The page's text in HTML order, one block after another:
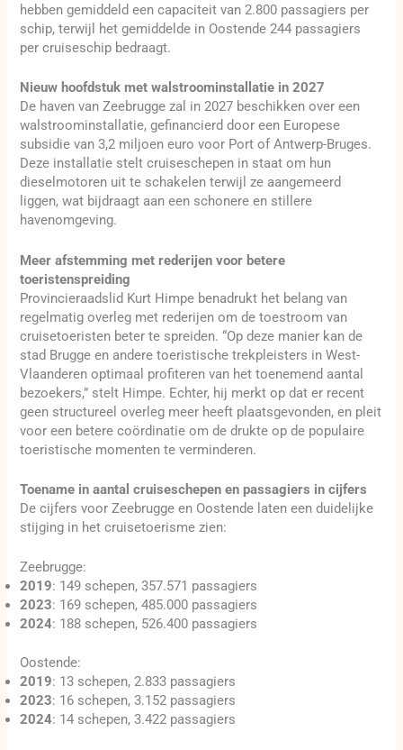
hebben gemiddeld een capaciteit van 2.800 passagiers per
schip, terwijl het gemiddelde in Oostende 244 passagiers
per cruiseschip bedraagt.
Nieuw hoofdstuk met walstroominstallatie in 2027
De haven van Zeebrugge zal in 2027 beschikken over een
walstroominstallatie, gefinancierd door een Europese
subsidie van 3,2 miljoen euro voor Port of Antwerp-Bruges.
Deze installatie stelt cruiseschepen in staat om hun
dieselmotoren uit te schakelen terwijl ze aangemeerd
liggen, wat bijdraagt aan een schonere en stillere
havenomgeving.
Meer afstemming met rederijen voor betere
toeristenspreiding
Provincieraadslid Kurt Himpe benadrukt het belang van
regelmatig overleg met rederijen om de toestroom van
cruisetoeristen beter te spreiden. “Op deze manier kan de
stad Brugge en andere toeristische trekpleisters in West-
Vlaanderen optimaal profiteren van het toenemend aantal
bezoekers,” stelt Himpe. Echter, hij merkt op dat er recent
geen structureel overleg meer heeft plaatsgevonden, en pleit
voor een betere coördinatie om de drukte op de populaire
toeristische momenten te verminderen.
Toename in aantal cruiseschepen en passagiers in cijfers
De cijfers voor Zeebrugge en Oostende laten een duidelijke
stijging in het cruisetoerisme zien:
Zeebrugge:
2019: 149 schepen, 357.571 passagiers
2023: 169 schepen, 485.000 passagiers
2024: 188 schepen, 526.400 passagiers
Oostende:
2019: 13 schepen, 2.833 passagiers
2023: 16 schepen, 3.152 passagiers
2024: 14 schepen, 3.422 passagiers